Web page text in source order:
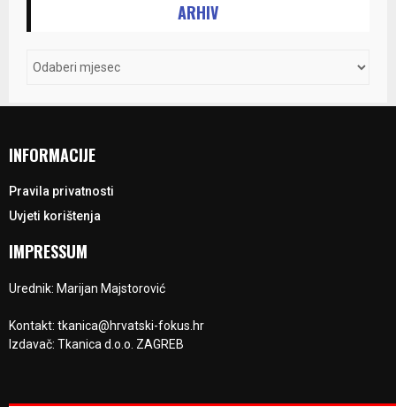
ARHIV
INFORMACIJE
Pravila privatnosti
Uvjeti korištenja
IMPRESSUM
Urednik: Marijan Majstorović
Kontakt: tkanica@hrvatski-fokus.hr
Izdavač: Tkanica d.o.o. ZAGREB